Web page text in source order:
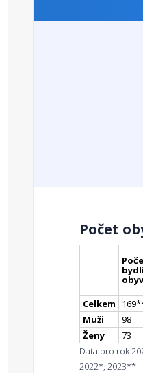
Počet
Celkem
169
Muži
98
Ženy
73
Data pro rok
2022*, 2023**